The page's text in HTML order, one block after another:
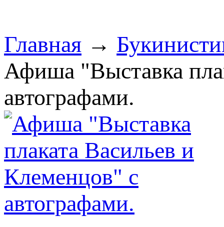
Главная →
Афиша "Выставка
автографами.